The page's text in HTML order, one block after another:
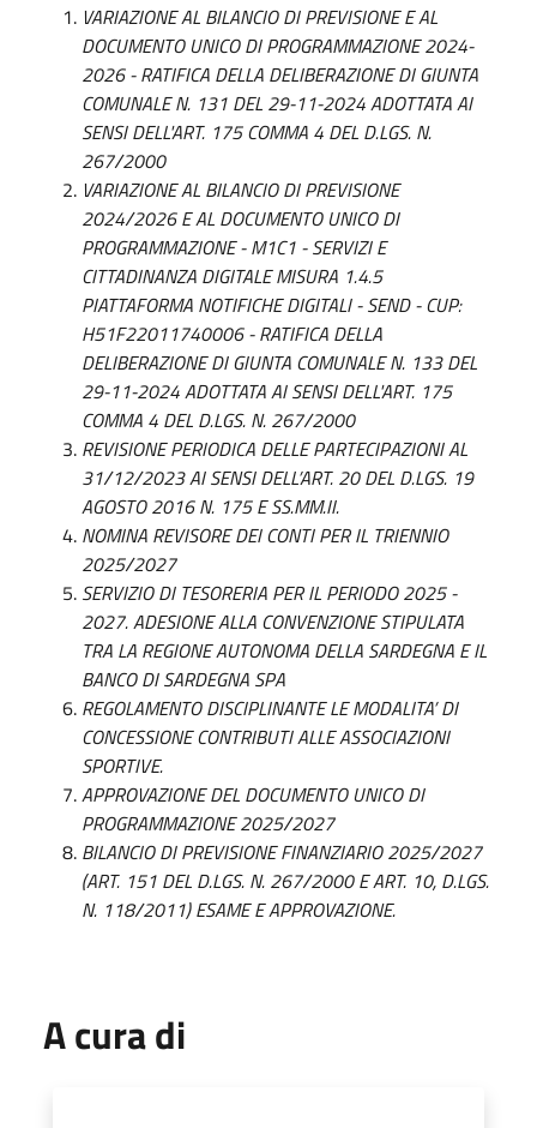
VARIAZIONE AL BILANCIO DI PREVISIONE E AL
DOCUMENTO UNICO DI PROGRAMMAZIONE 2024-
2026 - RATIFICA DELLA DELIBERAZIONE DI GIUNTA
COMUNALE N. 131 DEL 29-11-2024 ADOTTATA AI
SENSI DELL'ART. 175 COMMA 4 DEL D.LGS. N.
267/2000
VARIAZIONE AL BILANCIO DI PREVISIONE
2024/2026 E AL DOCUMENTO UNICO DI
PROGRAMMAZIONE - M1C1 - SERVIZI E
CITTADINANZA DIGITALE MISURA 1.4.5
PIATTAFORMA NOTIFICHE DIGITALI - SEND - CUP:
H51F22011740006 - RATIFICA DELLA
DELIBERAZIONE DI GIUNTA COMUNALE N. 133 DEL
29-11-2024 ADOTTATA AI SENSI DELL'ART. 175
COMMA 4 DEL D.LGS. N. 267/2000
REVISIONE PERIODICA DELLE PARTECIPAZIONI AL
31/12/2023 AI SENSI DELL’ART. 20 DEL D.LGS. 19
AGOSTO 2016 N. 175 E SS.MM.II.
NOMINA REVISORE DEI CONTI PER IL TRIENNIO
2025/2027
SERVIZIO DI TESORERIA PER IL PERIODO 2025 -
2027. ADESIONE ALLA CONVENZIONE STIPULATA
TRA LA REGIONE AUTONOMA DELLA SARDEGNA E IL
BANCO DI SARDEGNA SPA
REGOLAMENTO DISCIPLINANTE LE MODALITA’ DI
CONCESSIONE CONTRIBUTI ALLE ASSOCIAZIONI
SPORTIVE.
APPROVAZIONE DEL DOCUMENTO UNICO DI
PROGRAMMAZIONE 2025/2027
BILANCIO DI PREVISIONE FINANZIARIO 2025/2027
(ART. 151 DEL D.LGS. N. 267/2000 E ART. 10, D.LGS.
N. 118/2011) ESAME E APPROVAZIONE.
A cura di